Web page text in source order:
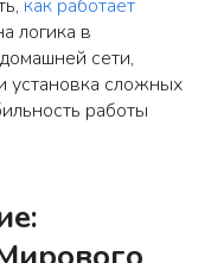
как работает
логика в
сети,
установка сложных
работы